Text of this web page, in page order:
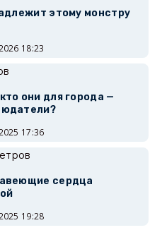
этому монстру
18:23
они для города —
17:36
сердца
19:28